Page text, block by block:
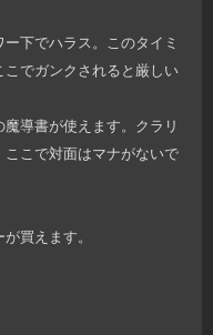
下でハラス。このタイミ
でガンクされると厳しい
導書が使えます。クラリ
こで対面はマナがないで
買えます。